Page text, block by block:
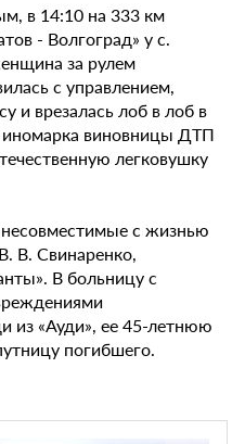
в 14:10 на 333 км
- Волгоград» у с.
за рулем
с управлением,
и врезалась лоб в лоб в
иномарка виновницы ДТП
легковушку
несовместимые с жизнью
В. Свинаренко,
В больницу с
из «Ауди», ее 45-летнюю
погибшего.